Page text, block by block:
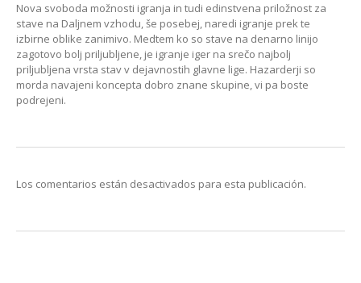
Nova svoboda možnosti igranja in tudi edinstvena priložnost za
stave na Daljnem vzhodu, še posebej, naredi igranje prek te
izbirne oblike zanimivo. Medtem ko so stave na denarno linijo
zagotovo bolj priljubljene, je igranje iger na srečo najbolj
priljubljena vrsta stav v dejavnostih glavne lige. Hazarderji so
morda navajeni koncepta dobro znane skupine, vi pa boste
podrejeni.
Los comentarios están desactivados para esta publicación.